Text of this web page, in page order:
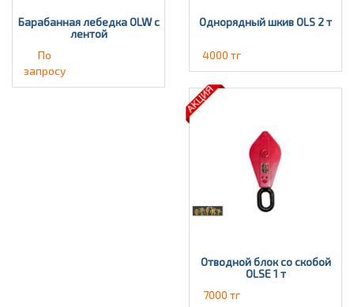
Барабанная лебедка OLW с
лентой
По
запросу
Однорядный шкив OLS 2 т
4000 тг
Отводной блок со скобой
OLSE 1 т
7000 тг